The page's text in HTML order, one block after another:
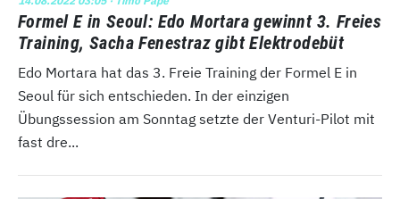
Formel E in Seoul: Edo Mortara gewinnt 3. Freies
Training, Sacha Fenestraz gibt Elektrodebüt
Edo Mortara hat das 3. Freie Training der Formel E in
Seoul für sich entschieden. In der einzigen
Übungssession am Sonntag setzte der Venturi-Pilot mit
fast dre...